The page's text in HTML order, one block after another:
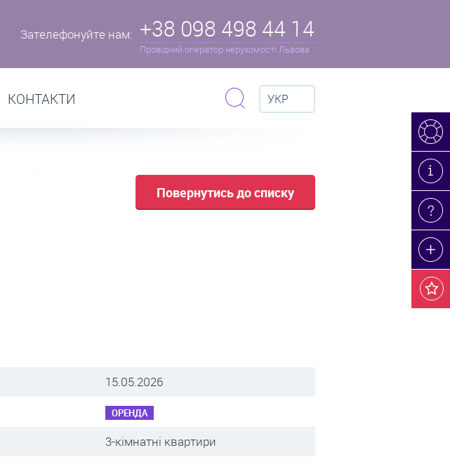
Зателефонуйте нам: +38 098 498 44 14
Провідний оператор нерухомості Львова
КОНТАКТИ УКР
Повернутись до списку
15.05.2026
ОРЕНДА
3-кімнатні квартири